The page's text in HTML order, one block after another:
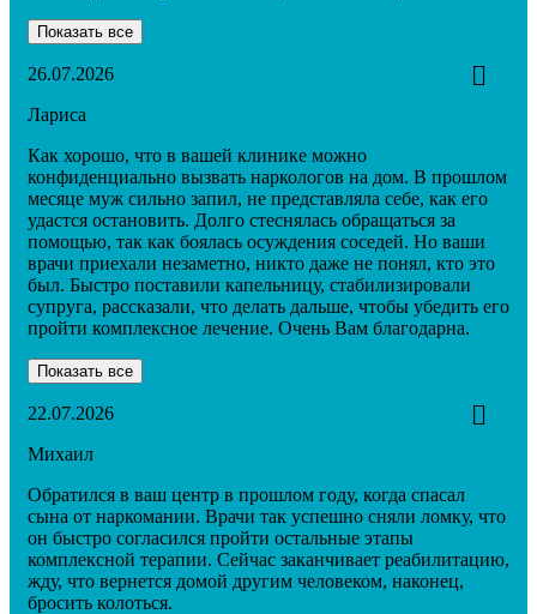
Показать все
26.07.2026
Лариса
Как хорошо, что в вашей клинике можно
конфиденциально вызвать наркологов на дом. В прошлом
месяце муж сильно запил, не представляла себе, как его
удастся остановить. Долго стеснялась обращаться за
помощью, так как боялась осуждения соседей. Но ваши
врачи приехали незаметно, никто даже не понял, кто это
был. Быстро поставили капельницу, стабилизировали
супруга, рассказали, что делать дальше, чтобы убедить его
пройти комплексное лечение. Очень Вам благодарна.
Показать все
22.07.2026
Михаил
Обратился в ваш центр в прошлом году, когда спасал
сына от наркомании. Врачи так успешно сняли ломку, что
он быстро согласился пройти остальные этапы
комплексной терапии. Сейчас заканчивает реабилитацию,
жду, что вернется домой другим человеком, наконец,
бросить колоться.